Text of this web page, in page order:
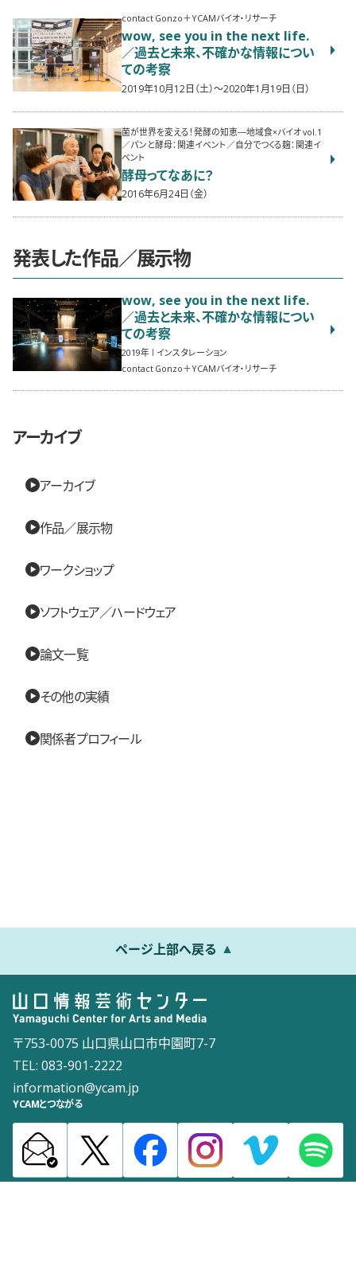
contact Gonzo＋YCAMバイオ・リサーチ
wow, see you in the next life.
／過去と未来、不確かな情報につい
ての考察
2019年10月12日（土）〜2020年1月19日（日）
菌が世界を変える！発酵の知恵―地域食×バイオ vol.1
／パンと酵母：関連イベント／自分でつくる麹：関連イ
ベント
酵母ってなあに？
2016年6月24日（金）
発表した作品／展示物
wow, see you in the next life.
／過去と未来、不確かな情報につい
ての考察
2019
インスタレーション
contact Gonzo＋YCAMバイオ・リサーチ
アーカイブ
アーカイブ
作品／展示物
ワークショップ
ソフトウェア／ハードウェア
論文一覧
その他の実績
関係者プロフィール
ページ上部へ戻る
〒753-0075 山口県山口市中園町7-7
TEL: 083-901-2222
information@ycam.jp
YCAMとつながる